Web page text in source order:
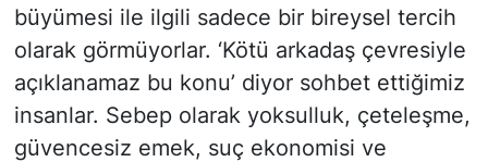
büyümesi ile ilgili sadece bir bireysel tercih
olarak görmüyorlar. ‘Kötü arkadaş çevresiyle
açıklanamaz bu konu’ diyor sohbet ettiğimiz
insanlar. Sebep olarak yoksulluk, çeteleşme,
güvencesiz emek, suç ekonomisi ve